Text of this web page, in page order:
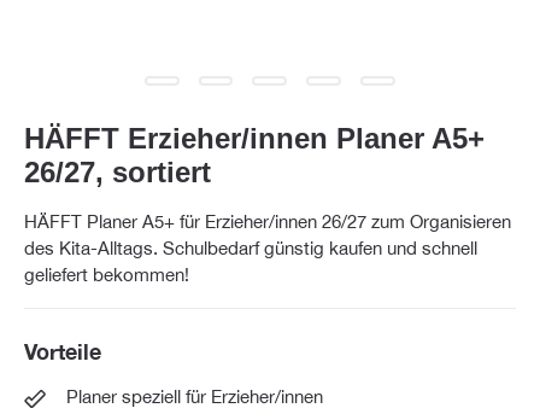
HÄFFT Erzieher/innen Planer A5+
26/27, sortiert
HÄFFT Planer A5+ für Erzieher/innen 26/27 zum Organisieren
des Kita-Alltags. Schulbedarf günstig kaufen und schnell
geliefert bekommen!
Vorteile
Planer speziell für Erzieher/innen